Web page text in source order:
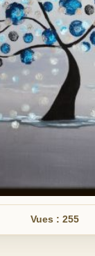
Vues : 255